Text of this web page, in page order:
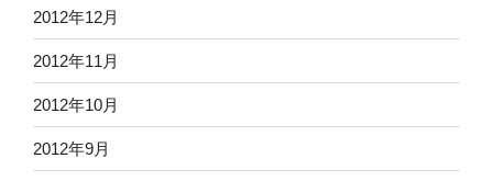
2012年12月
2012年11月
2012年10月
2012年9月